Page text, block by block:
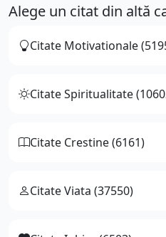
Alege un citat din altă
Citate Motivationale
Citate Spiritualitate
Citate Crestine (6161)
Citate Viata (37550)